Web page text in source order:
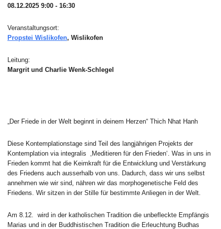
08.12.2025 9:00 - 16:30
Veranstaltungsort:
Propstei Wislikofen, Wislikofen
Leitung:
Margrit und Charlie Wenk-Schlegel
„Der Friede in der Welt beginnt in deinem Herzen“ Thich Nhat Hanh
Diese Kontemplationstage sind Teil des langjährigen Projekts der
Kontemplation via integralis ‚Meditieren für den Frieden‘. Was in uns in
Frieden kommt hat die Keimkraft für die Entwicklung und Verstärkung
des Friedens auch ausserhalb von uns. Dadurch, dass wir uns selbst
annehmen wie wir sind, nähren wir das morphogenetische Feld des
Friedens. Wir sitzen in der Stille für bestimmte Anliegen in der Welt.
Am 8.12. wird in der katholischen Tradition die unbefleckte Empfängis
Marias und in der Buddhistischen Tradition die Erleuchtung Budhas